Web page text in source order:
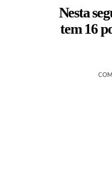
Nesta
tem 16